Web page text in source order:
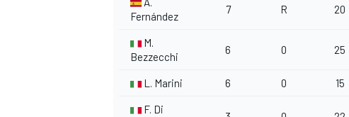
Fernández
7 R 20
M.
Bezzecchi
6 0 25
L. Marini 6 0 15
F. Di